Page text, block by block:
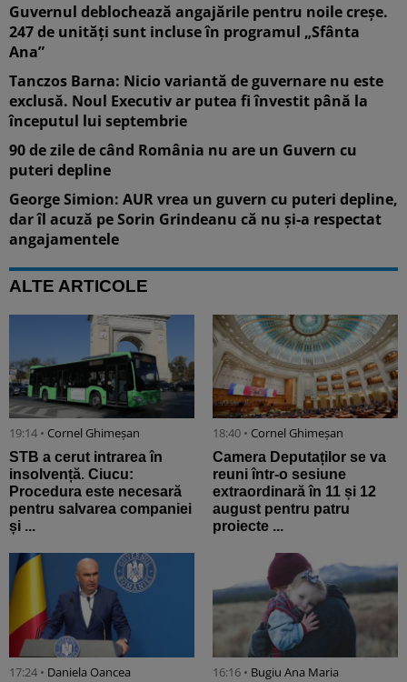
Guvernul deblochează angajările pentru noile creșe.
247 de unități sunt incluse în programul „Sfânta
Ana”
Tanczos Barna: Nicio variantă de guvernare nu este
exclusă. Noul Executiv ar putea fi învestit până la
începutul lui septembrie
90 de zile de când România nu are un Guvern cu
puteri depline
George Simion: AUR vrea un guvern cu puteri depline,
dar îl acuză pe Sorin Grindeanu că nu și-a respectat
angajamentele
ALTE ARTICOLE
19:14 • Cornel Ghimeșan
STB a cerut intrarea în
insolvență. Ciucu:
Procedura este necesară
pentru salvarea companiei
și ...
18:40 • Cornel Ghimeșan
Camera Deputaților se va
reuni într-o sesiune
extraordinară în 11 și 12
august pentru patru
proiecte ...
17:24 • Daniela Oancea 16:16 • Bugiu ⁠Ana Maria